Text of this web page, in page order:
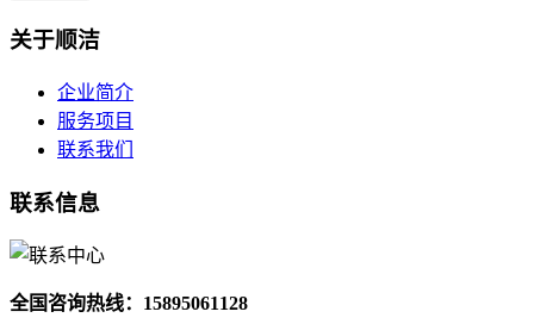
关于顺洁
企业简介
服务项目
联系我们
联系信息
全国咨询热线：15895061128